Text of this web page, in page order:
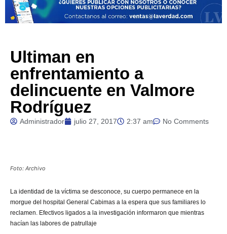
Ultiman en
enfrentamiento a
delincuente en Valmore
Rodríguez
Administrador julio 27, 2017 2:37 am No Comments
Foto: Archivo
La identidad de la víctima se desconoce, su cuerpo permanece en la
morgue del hospital General Cabimas a la espera que sus familiares lo
reclamen. Efectivos ligados a la investigación informaron que mientras
hacían las labores de patrullaje